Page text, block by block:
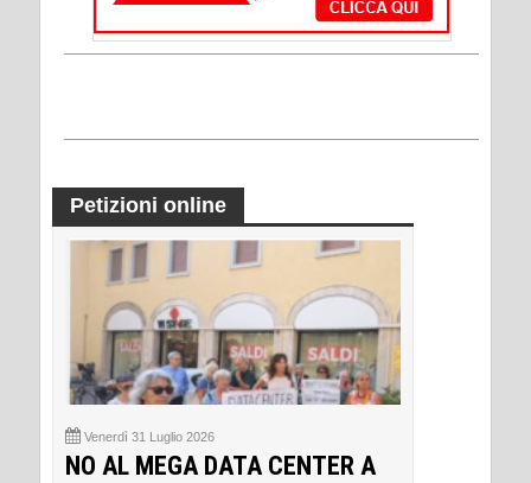
Petizioni online
Venerdì 31 Luglio 2026
NO AL MEGA DATA CENTER A